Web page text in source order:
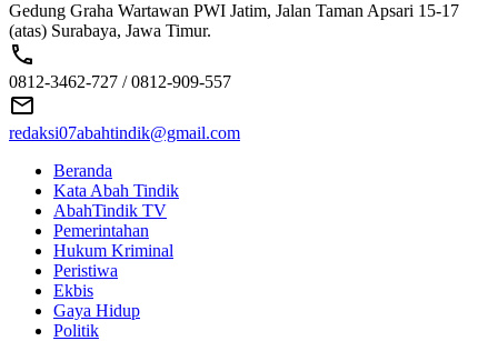
Gedung Graha Wartawan PWI Jatim, Jalan Taman Apsari 15-17
(atas) Surabaya, Jawa Timur.
0812-3462-727 / 0812-909-557
redaksi07abahtindik@gmail.com
Beranda
Kata Abah Tindik
AbahTindik TV
Pemerintahan
Hukum Kriminal
Peristiwa
Ekbis
Gaya Hidup
Politik